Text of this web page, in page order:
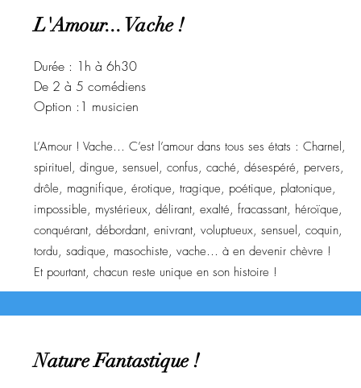
L'Amour... Vache !
Durée : 1h à 6h30
De 2 à 5 comédiens
Option :1 musicien
L’Amour ! Vache… C’est l’amour dans tous ses états : Charnel,
spirituel, dingue, sensuel, confus, caché, désespéré, pervers,
drôle, magnifique, érotique, tragique, poétique, platonique,
impossible, mystérieux, délirant, exalté, fracassant, héroïque,
conquérant, débordant, enivrant, voluptueux, sensuel, coquin,
tordu, sadique, masochiste, vache… à en devenir chèvre !
Et pourtant, chacun reste unique en son histoire !
Nature Fantastique !